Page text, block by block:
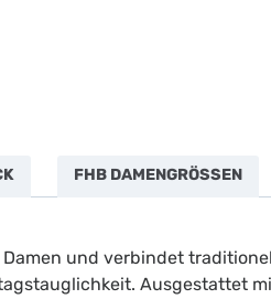
FHB DAMENGRÖSSEN
und verbindet
Ausgestattet